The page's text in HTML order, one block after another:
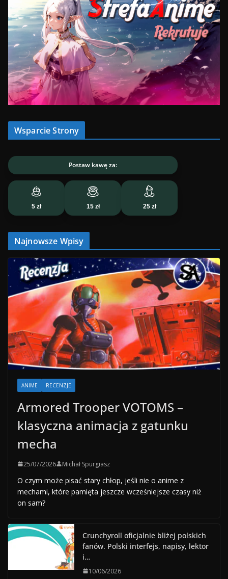
Wsparcie Strony
Postaw kawę za:
5 zł 15 zł 25 zł
Najnowsze Wpisy
ANIME RECENZJE
Armored Trooper VOTOMS –
klasyczna animacja z gatunku
mecha
25/07/2026 Michał Spurgiasz
O czym może pisać stary chłop, jeśli nie o anime z
mechami, które pamięta jeszcze wcześniejsze czasy niż
on sam?
Crunchyroll oficjalnie bliżej polskich
fanów. Polski interfejs, napisy, lektor
i…
10/06/2026